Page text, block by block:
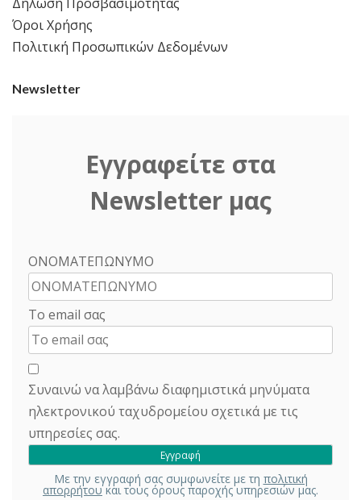
Όροι Χρήσης
Πολιτική Προσωπικών Δεδομένων
Newsletter
Εγγραφείτε στα
Newsletter μας
ΟΝΟΜΑΤΕΠΩΝΥΜΟ
Το email σας
Συναινώ να λαμβάνω διαφημιστικά μηνύματα
ηλεκτρονικού ταχυδρομείου σχετικά με τις
υπηρεσίες σας.
Με την εγγραφή σας συμφωνείτε με τη πολιτική
απορρήτουκαι τους όρους παροχής υπηρεσιών μας.